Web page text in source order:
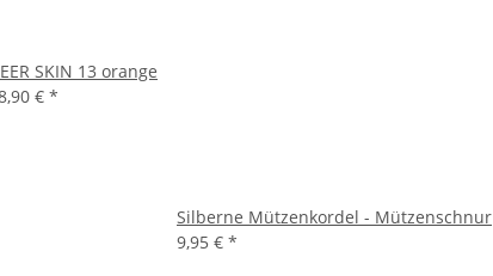
SKIN 13 orange
€ *
Silberne Mützenkordel - Mützenschnur
9,95 € *